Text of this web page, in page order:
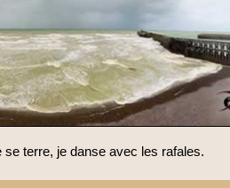
se terre, je danse avec les rafales.